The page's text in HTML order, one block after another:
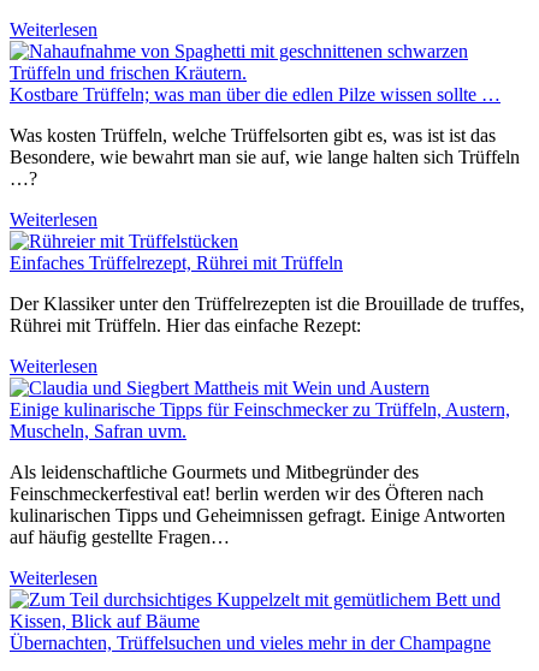
Weiterlesen
Kostbare Trüffeln; was man über die edlen Pilze wissen sollte …
Was kosten Trüffeln, welche Trüffelsorten gibt es, was ist ist das
Besondere, wie bewahrt man sie auf, wie lange halten sich Trüffeln
…?
Weiterlesen
Einfaches Trüffelrezept, Rührei mit Trüffeln
Der Klassiker unter den Trüffelrezepten ist die Brouillade de truffes,
Rührei mit Trüffeln. Hier das einfache Rezept:
Weiterlesen
Einige kulinarische Tipps für Feinschmecker zu Trüffeln, Austern,
Muscheln, Safran uvm.
Als leidenschaftliche Gourmets und Mitbegründer des
Feinschmeckerfestival eat! berlin werden wir des Öfteren nach
kulinarischen Tipps und Geheimnissen gefragt. Einige Antworten
auf häufig gestellte Fragen…
Weiterlesen
Übernachten, Trüffelsuchen und vieles mehr in der Champagne